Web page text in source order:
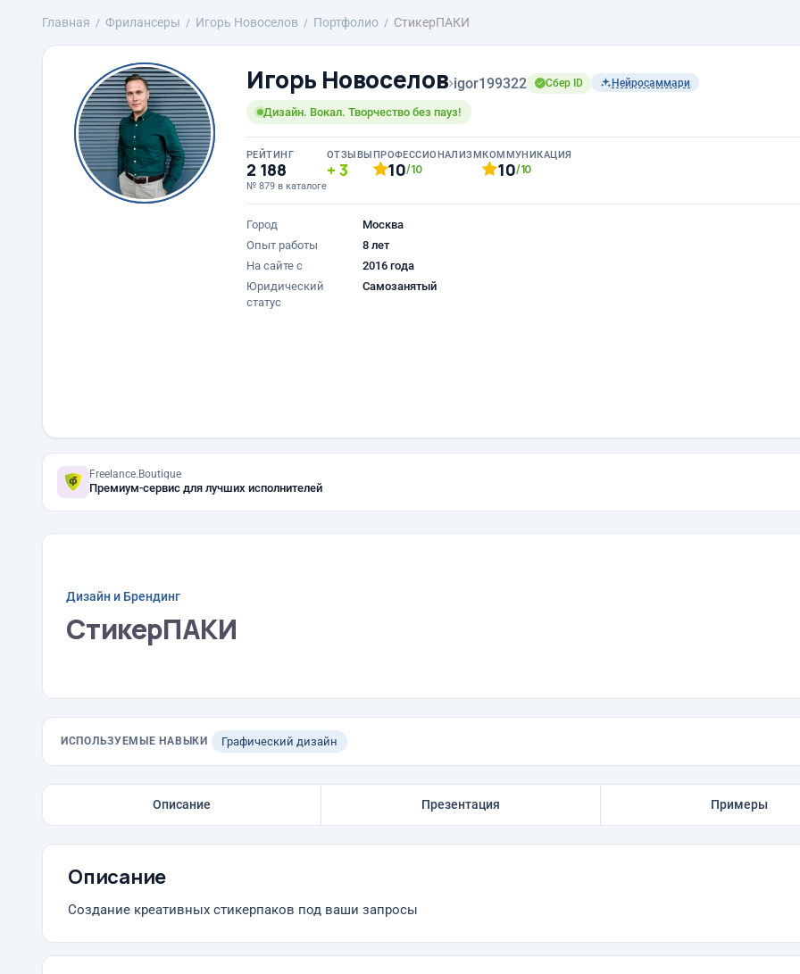
Главная Фрилансеры Игорь Новоселов Портфолио СтикерПАКИ
Игорь Новоселов›igor199322 Сбер ID Нейросаммари
Дизайн. Вокал. Творчество без пауз!
РЕЙТИНГ
2 188
№ 879 в каталоге
ОТЗЫВЫ
3
ПРОФЕССИОНАЛИЗМ
10/10
КОММУНИКАЦИЯ
10/10
Город
Москва
Опыт работы
8 лет
На сайте с
2016 года
Юридический
статус
Самозанятый
Freelance.Boutique
Премиум-сервис для лучших исполнителей
Дизайн и Брендинг
СтикерПАКИ
ИСПОЛЬЗУЕМЫЕ НАВЫКИ Графический дизайн
Описание Презентация Примеры
Описание
Создание креативных стикерпаков под ваши запросы